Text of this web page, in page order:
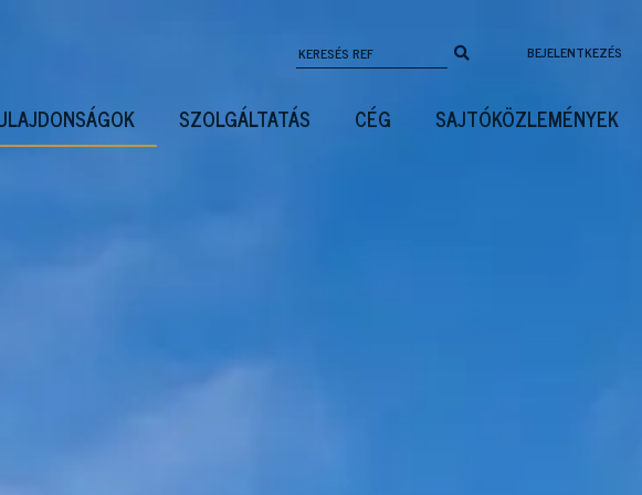
BEJELENTKEZÉS
SZOLGÁLTATÁS CÉG SAJTÓKÖZLEMÉNYEK